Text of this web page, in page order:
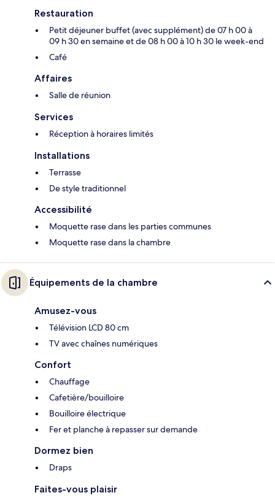
Restauration
Petit déjeuner buffet (avec supplément) de 07 h 00 à
09 h 30 en semaine et de 08 h 00 à 10 h 30 le week-end
Café
Affaires
Salle de réunion
Services
Réception à horaires limités
Installations
Terrasse
De style traditionnel
Accessibilité
Moquette rase dans les parties communes
Moquette rase dans la chambre
Équipements de la chambre
Amusez-vous
Télévision LCD 80 cm
TV avec chaînes numériques
Confort
Chauffage
Cafetière/bouilloire
Bouilloire électrique
Fer et planche à repasser sur demande
Dormez bien
Draps
Faites-vous plaisir